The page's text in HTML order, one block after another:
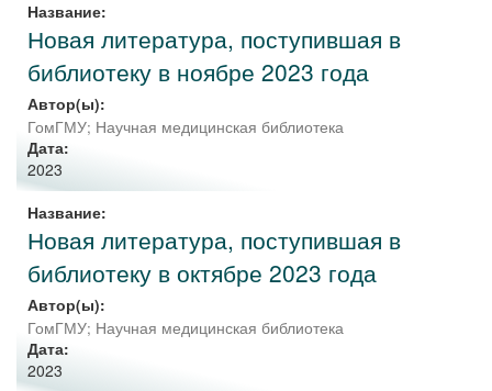
Название:
Новая литература, поступившая в
библиотеку в ноябре 2023 года
Автор(ы):
ГомГМУ; Научная медицинская библиотека
Дата:
2023
Название:
Новая литература, поступившая в
библиотеку в октябре 2023 года
Автор(ы):
ГомГМУ; Научная медицинская библиотека
Дата:
2023